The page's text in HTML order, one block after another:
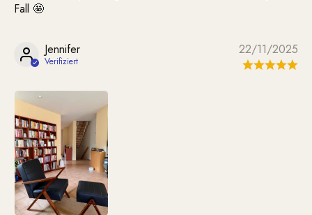
Fall 🤩
22/11/2025
Jennifer